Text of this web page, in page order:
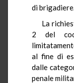
di
La
2 del
al fine di
dalle
penale